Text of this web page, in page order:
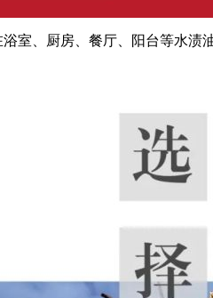
室、厨房、餐厅、阳台等水